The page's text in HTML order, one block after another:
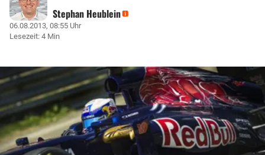
Stephan Heublein
06.08.2013, 08:55 Uhr
Lesezeit: 4 Min